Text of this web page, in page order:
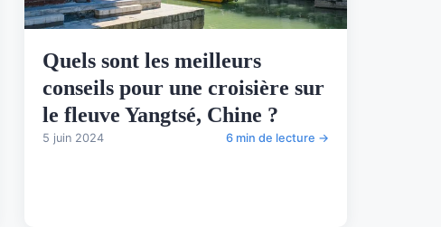
Quels sont les meilleurs
conseils pour une croisière sur
le fleuve Yangtsé, Chine ?
5 juin 2024 6 min de lecture →